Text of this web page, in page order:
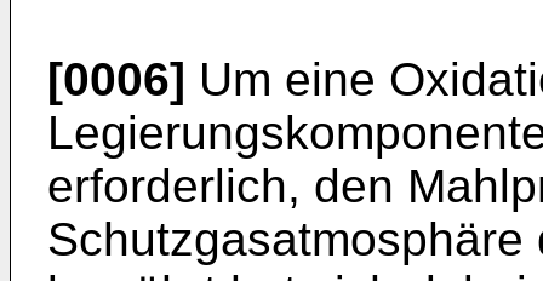
[0006] Um eine
erforderlich, den